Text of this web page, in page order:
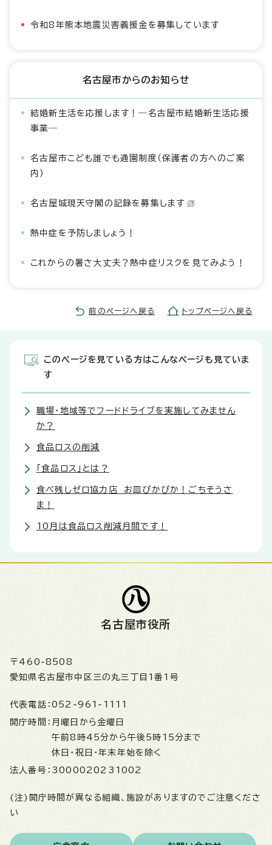
令和8年熊本地震災害義援金を募集しています
名古屋市からのお知らせ
結婚新生活を応援します！―名古屋市結婚新生活応援
事業―
名古屋市こども誰でも通園制度（保護者の方へのご案
内）
名古屋城現天守閣の記録を募集します
熱中症を予防しましょう！
これからの暑さ大丈夫？熱中症リスクを見てみよう！
前のページへ戻る トップページへ戻る
このページを見ている方はこんなページも見ていま
す
職場・地域等でフードドライブを実施してみません
か？
食品ロスの削減
「食品ロス」とは？
食べ残しゼロ協力店 お皿ぴかぴか！ごちそうさ
ま！
10月は食品ロス削減月間です！
名古屋市役所
〒460-8508
愛知県名古屋市中区三の丸三丁目1番1号
代表電話： 052-961-1111
開庁時間： 月曜日から金曜日
午前8時45分から午後5時15分まで
休日・祝日・年末年始を除く
法人番号： 3000020231002
(注)開庁時間が異なる組織、施設がありますのでご注意くださ
い